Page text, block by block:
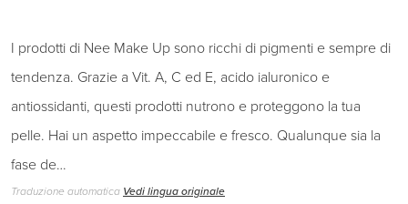
I prodotti di Nee Make Up sono ricchi di pigmenti e sempre di
tendenza. Grazie a Vit. A, C ed E, acido ialuronico e
antiossidanti, questi prodotti nutrono e proteggono la tua
pelle. Hai un aspetto impeccabile e fresco. Qualunque sia la
fase de…
Traduzione automatica Vedi lingua originale